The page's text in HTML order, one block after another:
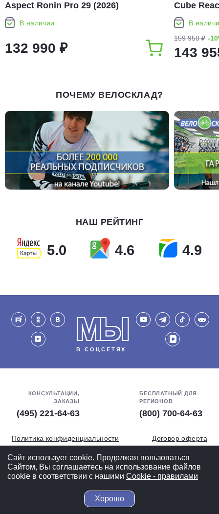
Aspect Ronin Pro 29 (2026)
В наличии
132 990 ₽
Cube
В
159 950 ₽ -
143
ПОЧЕМУ ВЕЛОСКЛАД?
НАШ РЕЙТИНГ
5.0 4.6 4.9
МЫ
В СОЦСЕТЯХ
КОНСУЛЬТАЦИИ,
ЗАКАЗЫ
(495) 221-64-63
БЕСПЛАТНЫЙ ДЛЯ
РЕГИОНОВ
(800) 700-64-63
Политика конфиденциальности
Договор оферта
Обработка персональных данных
СОУТ
Полная версия
© 2004-2026 ВелоСклад.ру - более 20 лет радуем Вас!
Сайт использует cookie. Продолжая пользоваться
Сайтом, Вы соглашаетесь на использование файлов
cookie в соответствии с нашими Cookiе - правилами
Хорошо